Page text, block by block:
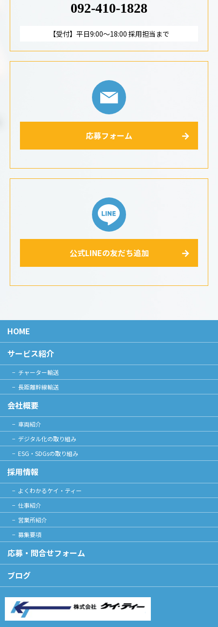
092-410-1828
【受付】平日9:00～18:00 採用担当まで
応募フォーム
公式LINEの友だち追加
HOME
サービス紹介
チャーター輸送
長距離幹線輸送
会社概要
車両紹介
デジタル化の取り組み
ESG・SDGsの取り組み
採用情報
よくわかるケイ・ティー
仕事紹介
営業所紹介
募集要項
応募・問合せフォーム
ブログ